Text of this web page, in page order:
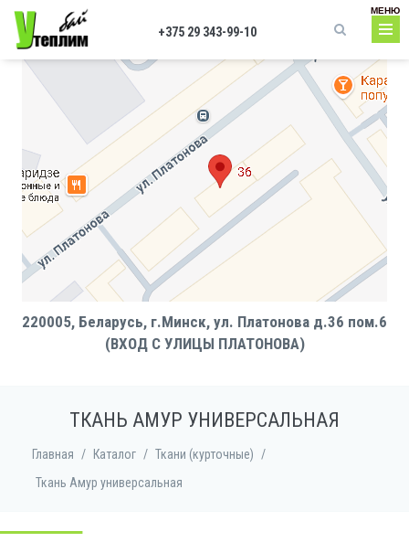
Перейти к основному содержанию
220005, Беларусь, г.Минск, ул. Платонова д.36 пом.6
(ВХОД С УЛИЦЫ ПЛАТОНОВА)
МЕНЮ
Форма поиска
+375 29 343-99-10
ТКАНЬ АМУР УНИВЕРСАЛЬНАЯ
Главная / Каталог / Ткани (курточные)
/
Ткань Амур универсальная